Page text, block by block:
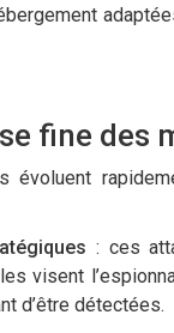
fine des
évoluent
: ces
visent
d’être détectées.